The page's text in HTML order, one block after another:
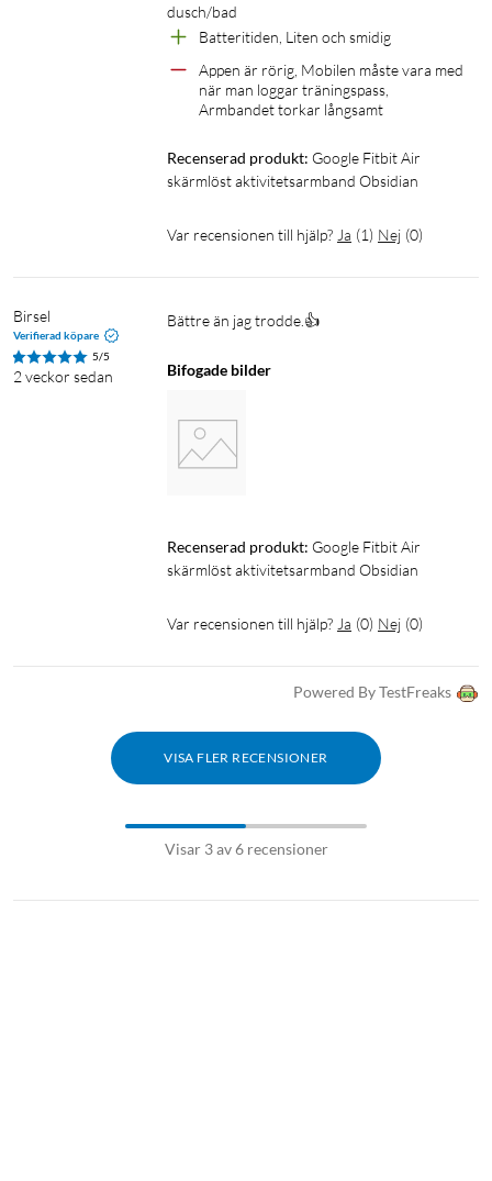
dusch/bad
Batteritiden, Liten och smidig
Appen är rörig, Mobilen måste vara med
när man loggar träningspass,
Armbandet torkar långsamt
Recenserad produkt: Google Fitbit Air
skärmlöst aktivitetsarmband Obsidian
Var recensionen till hjälp? Ja (1) Nej (0)
Birsel
Verifierad köpare
5/5
2 veckor sedan
Bättre än jag trodde.👍
Bifogade bilder
Recenserad produkt: Google Fitbit Air
skärmlöst aktivitetsarmband Obsidian
Var recensionen till hjälp? Ja (0) Nej (0)
Powered By TestFreaks
VISA FLER RECENSIONER
Visar 3 av 6 recensioner